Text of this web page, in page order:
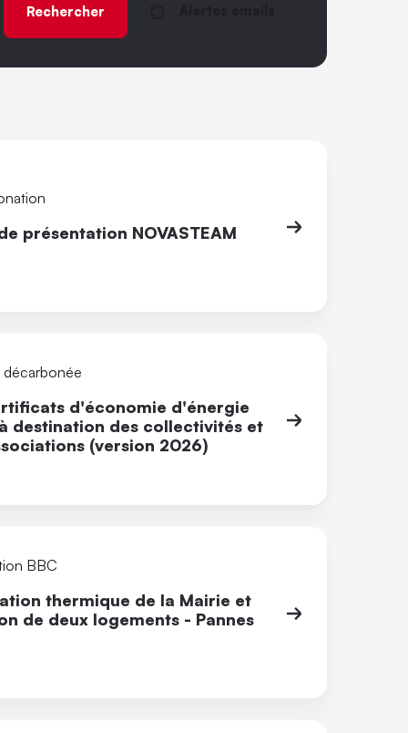
présentation NOVASTEAM
d'économie d'énergie
destination des collectivités et
(version 2026)
BBC
thermique de la Mairie et
de deux logements - Pannes